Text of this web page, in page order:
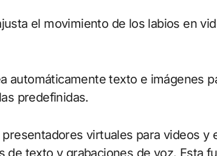
el movimiento de los labios en
automáticamente texto e imágenes
predefinidas.
virtuales para videos y
texto y grabaciones de voz. Esta